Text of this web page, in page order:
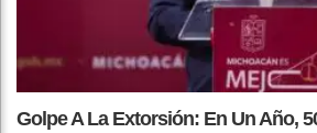
Golpe A La Extorsión: En Un Año,